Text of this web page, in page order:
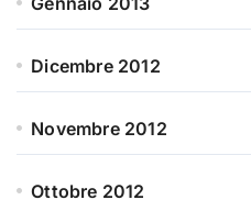
Dicembre 2012
Novembre 2012
Ottobre 2012